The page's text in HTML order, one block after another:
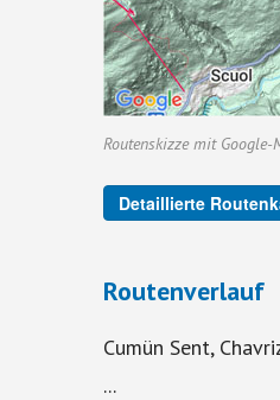
Routenskizze mit Google-
Detaillierte
Routenverlauf
Cumün Sent,
...